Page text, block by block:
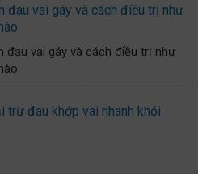
đau vai gáy và cách điều trị như
đau vai gáy và cách điều trị như
trừ đau khớp vai nhanh khỏi